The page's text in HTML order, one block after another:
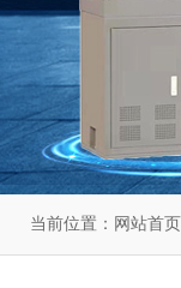
当前位置： 网站首页